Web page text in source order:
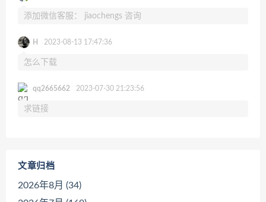
添加微信客服： jiaochengs 咨询
H 2023-08-13 17:47:36
怎么下载
qq2665662 2023-07-30 21:23:56
求链接
文章归档
2026年8月 (34)